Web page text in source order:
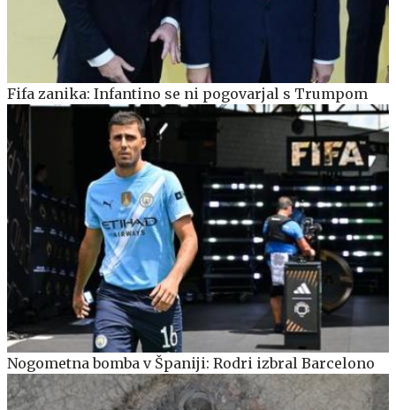
Fifa zanika: Infantino se ni pogovarjal s Trumpom
Nogometna bomba v Španiji: Rodri izbral Barcelono